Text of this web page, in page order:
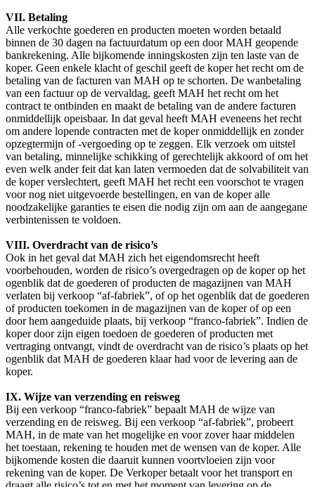
VII. Betaling
Alle verkochte goederen en producten moeten worden betaald
binnen de 30 dagen na factuurdatum op een door MAH geopende
bankrekening. Alle bijkomende inningskosten zijn ten laste van de
koper. Geen enkele klacht of geschil geeft de koper het recht om de
betaling van de facturen van MAH op te schorten. De wanbetaling
van een factuur op de vervaldag, geeft MAH het recht om het
contract te ontbinden en maakt de betaling van de andere facturen
onmiddellijk opeisbaar. In dat geval heeft MAH eveneens het recht
om andere lopende contracten met de koper onmiddellijk en zonder
opzegtermijn of -vergoeding op te zeggen. Elk verzoek om uitstel
van betaling, minnelijke schikking of gerechtelijk akkoord of om het
even welk ander feit dat kan laten vermoeden dat de solvabiliteit van
de koper verslechtert, geeft MAH het recht een voorschot te vragen
voor nog niet uitgevoerde bestellingen, en van de koper alle
noodzakelijke garanties te eisen die nodig zijn om aan de aangegane
verbintenissen te voldoen.
VIII. Overdracht van de risico’s
Ook in het geval dat MAH zich het eigendomsrecht heeft
voorbehouden, worden de risico’s overgedragen op de koper op het
ogenblik dat de goederen of producten de magazijnen van MAH
verlaten bij verkoop “af-fabriek”, of op het ogenblik dat de goederen
of producten toekomen in de magazijnen van de koper of op een
door hem aangeduide plaats, bij verkoop “franco-fabriek”. Indien de
koper door zijn eigen toedoen de goederen of producten met
vertraging ontvangt, vindt de overdracht van de risico’s plaats op het
ogenblik dat MAH de goederen klaar had voor de levering aan de
koper.
IX. Wijze van verzending en reisweg
Bij een verkoop “franco-fabriek” bepaalt MAH de wijze van
verzending en de reisweg. Bij een verkoop “af-fabriek”, probeert
MAH, in de mate van het mogelijke en voor zover haar middelen
het toestaan, rekening te houden met de wensen van de koper. Alle
bijkomende kosten die daaruit kunnen voortvloeien zijn voor
rekening van de koper. De Verkoper betaalt voor het transport en